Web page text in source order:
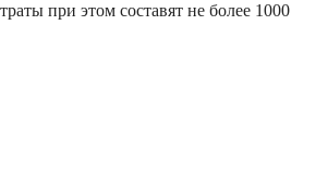
при этом составят не более 1000